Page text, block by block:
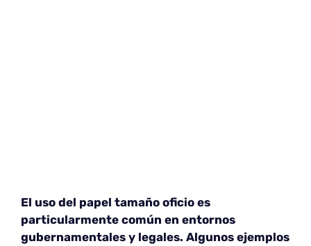
El uso del papel tamaño oficio es
particularmente común en entornos
gubernamentales y legales. Algunos ejemplos